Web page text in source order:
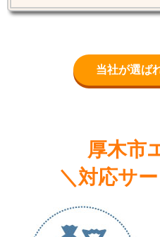
当社が選ば
厚木市
＼対応サ